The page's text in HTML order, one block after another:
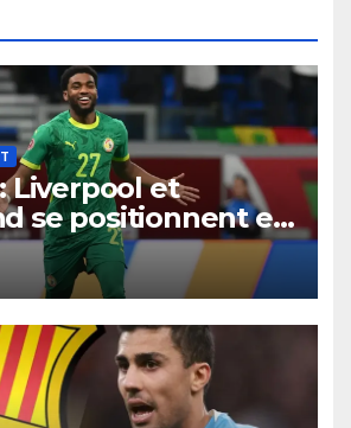
Liverpool et
se positionnent en
recruter Ibrahim